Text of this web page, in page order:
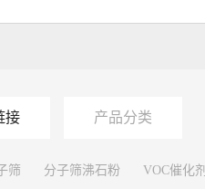
接 产品分类
筛 分子筛沸石粉 VOC催化剂